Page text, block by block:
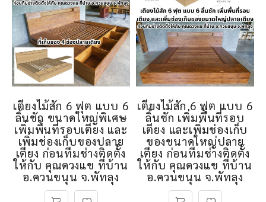
เตียงไม้สัก 6 ฟุต แบบ 6
ลิ้นชัก ขนาดใหญ่พิเศษ
เพิ่มพื้นที่รอบเตียง และ
เพิ่มช่องเก็บของปลาย
เตียง ก่อนทีมช่างติดตั้ง
ให้กับ คุณดวงแข ที่บ้าน
อ.ควนขนุน จ.พัทลุง
เตียงไม้สัก 6 ฟุต แบบ 6
ลิ้นชัก เพิ่มพื้นที่รอบ
เตียง และเพิ่มช่องเก็บ
ของขนาดใหญ่ปลาย
เตียง ก่อนทีมช่างติดตั้ง
ให้กับ คุณดวงแข ที่บ้าน
อ.ควนขนุน จ.พัทลุง